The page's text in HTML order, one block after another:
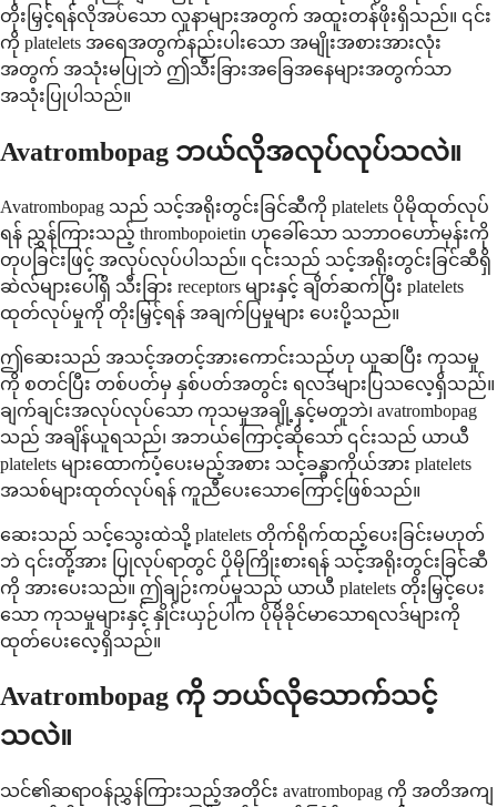
တိုးမြှင့်ရန်လိုအပ်သော လူနာများအတွက် အထူးတန်ဖိုးရှိသည်။ ၎င်း
ကို platelets အရေအတွက်နည်းပါးသော အမျိုးအစားအားလုံး
အတွက် အသုံးမပြုဘဲ ဤသီးခြားအခြေအနေများအတွက်သာ
အသုံးပြုပါသည်။
Avatrombopag ဘယ်လိုအလုပ်လုပ်သလဲ။
Avatrombopag သည် သင့်အရိုးတွင်းခြင်ဆီကို platelets ပိုမိုထုတ်လုပ်
ရန် ညွှန်ကြားသည့် thrombopoietin ဟုခေါ်သော သဘာဝဟော်မုန်းကို
တုပခြင်းဖြင့် အလုပ်လုပ်ပါသည်။ ၎င်းသည် သင့်အရိုးတွင်းခြင်ဆီရှိ
ဆဲလ်များပေါ်ရှိ သီးခြား receptors များနှင့် ချိတ်ဆက်ပြီး platelets
ထုတ်လုပ်မှုကို တိုးမြှင့်ရန် အချက်ပြမှုများ ပေးပို့သည်။
ဤဆေးသည် အသင့်အတင့်အားကောင်းသည်ဟု ယူဆပြီး ကုသမှု
ကို စတင်ပြီး တစ်ပတ်မှ နှစ်ပတ်အတွင်း ရလဒ်များပြသလေ့ရှိသည်။
ချက်ချင်းအလုပ်လုပ်သော ကုသမှုအချို့နှင့်မတူဘဲ၊ avatrombopag
သည် အချိန်ယူရသည်၊ အဘယ်ကြောင့်ဆိုသော် ၎င်းသည် ယာယီ
platelets များထောက်ပံ့ပေးမည့်အစား သင့်ခန္ဓာကိုယ်အား platelets
အသစ်များထုတ်လုပ်ရန် ကူညီပေးသောကြောင့်ဖြစ်သည်။
ဆေးသည် သင့်သွေးထဲသို့ platelets တိုက်ရိုက်ထည့်ပေးခြင်းမဟုတ်
ဘဲ ၎င်းတို့အား ပြုလုပ်ရာတွင် ပိုမိုကြိုးစားရန် သင့်အရိုးတွင်းခြင်ဆီ
ကို အားပေးသည်။ ဤချဉ်းကပ်မှုသည် ယာယီ platelets တိုးမြှင့်ပေး
သော ကုသမှုများနှင့် နှိုင်းယှဉ်ပါက ပိုမိုခိုင်မာသောရလဒ်များကို
ထုတ်ပေးလေ့ရှိသည်။
Avatrombopag ကို ဘယ်လိုသောက်သင့်
သလဲ။
သင်၏ဆရာဝန်ညွှန်ကြားသည့်အတိုင်း avatrombopag ကို အတိအကျ